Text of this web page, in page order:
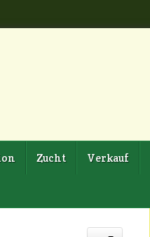
Zucht Verkauf